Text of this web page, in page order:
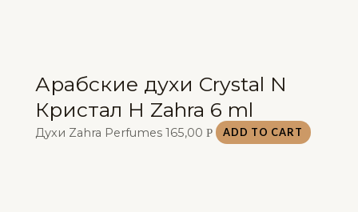
Арабские духи Crystal N
Кристал Н Zahra 6 ml
Духи Zahra Perfumes 165,00 Р ADD TO CART